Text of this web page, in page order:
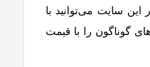
این سایت می‌توانید با
گوناگون را با قیمت